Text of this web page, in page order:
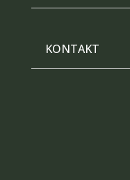
KONTAKT